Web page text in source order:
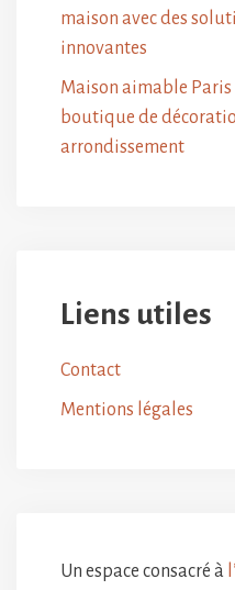
maison avec des
innovantes
Maison aimable Paris
boutique de
arrondissement
Liens utiles
Contact
Mentions légales
Un espace consacré à